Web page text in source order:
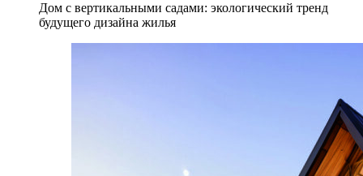
Дом с вертикальными садами: экологический тренд
будущего дизайна жилья